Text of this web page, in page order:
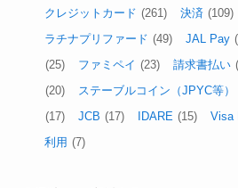
クレジットカード (261) 決済 (109)
ラチナプリファード (49) JAL Pay
(25)
ファミペイ (23) 請求書払い
(20)
ステーブルコイン（JPYC等）
(17)
JCB (17) IDARE (15) Visa
利用 (7)